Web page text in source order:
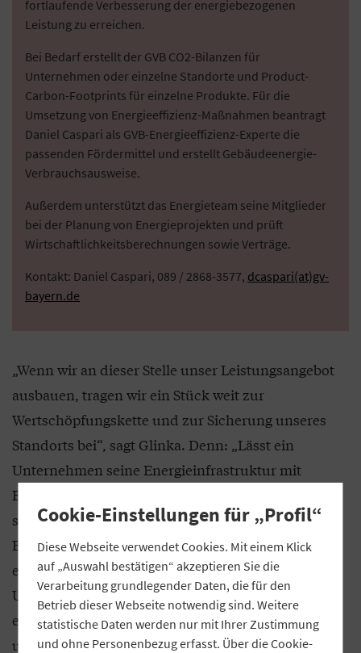
fortlaufende Verbesserung der energiebezogenen
Leistung zu erreichen.
Bei Bedarf erstellt der GVB CO2-Bilanzen für
Unternehmen oder einzelne Standorte und Product-
Carbon-Footprints für einzelne Produkte. Für die
Umsetzung von Energieeffizienz-Maßnahmen beantragt
Daniel Caspari als GVB-Energieeffizienz-Experte die
passenden Fördermittel und erstellt Gebäudeenergie-
Verbrauchsausweise.
Außerdem unterstützt das Energieteam seine Mitglieder
bei der Planung von Energieprojekten und prüft
Wirtschaftlichkeitsberechnungen sowie Verträge.
Kontakt: Daniel Caspari, 089 / 2868-3577, dcaspari(at)gv-
bayern.de
„Wenn wir an dieser Stelle unser Leistungsangebot
ausbauen, tragen wir ein Stück weit zur
Wertschöpfungskette und zur Sicherung unseres
Standorts bei“, sagt Glinka. Denn: „Lässt ein
Unternehmen seine Energieinfrastruktur mit
Expertise überprüfen, lassen sich Energiekosten
senken.“ Darüber hinaus aber geht es um
Energieresilienz und um die Zukunftsfähigkeit
eines Unternehmens. „Gerade für produzierende
Unternehmen könne die Frage, wie sich Energie
effizienter beschaffen und nutzen lässt,
unmittelbare Auswirkungen auf
Cookie-Einstellungen für „Profil“
Diese Webseite verwendet Cookies. Mit einem Klick
auf „Auswahl bestätigen“ akzeptieren Sie die
Verarbeitung grundlegender Daten, die für den
Betrieb dieser Webseite notwendig sind. Weitere
statistische Daten werden nur mit Ihrer Zustimmung
und ohne Personenbezug erfasst. Über die Cookie-